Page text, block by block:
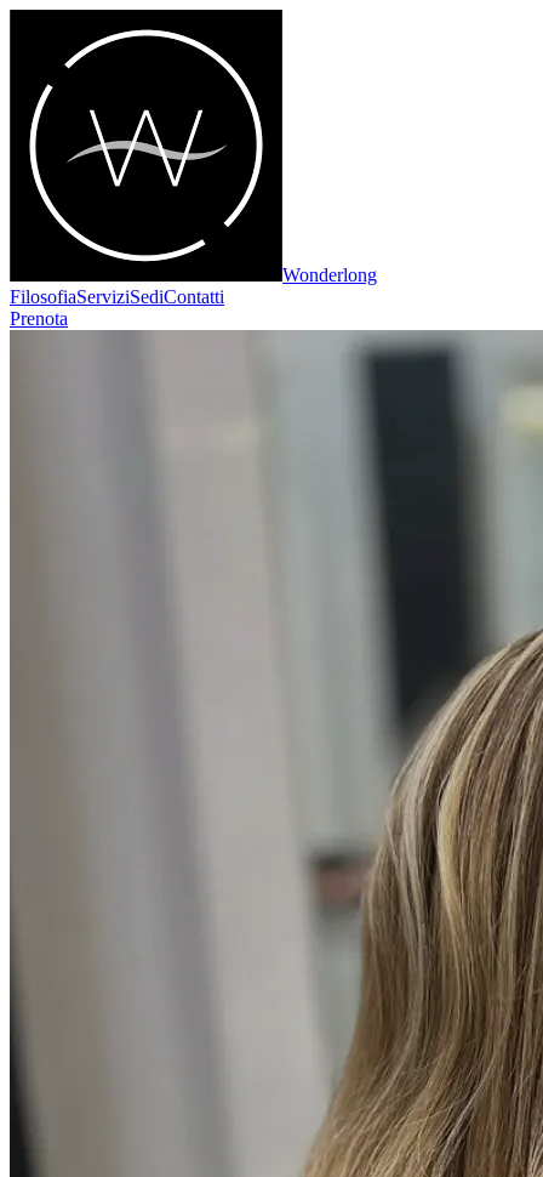
Wonderlong
FilosofiaServiziSediContatti
Prenota